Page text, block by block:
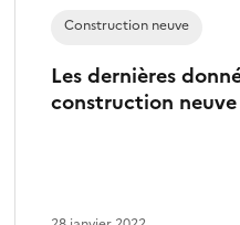
Les dernières
construction
Construction neuve